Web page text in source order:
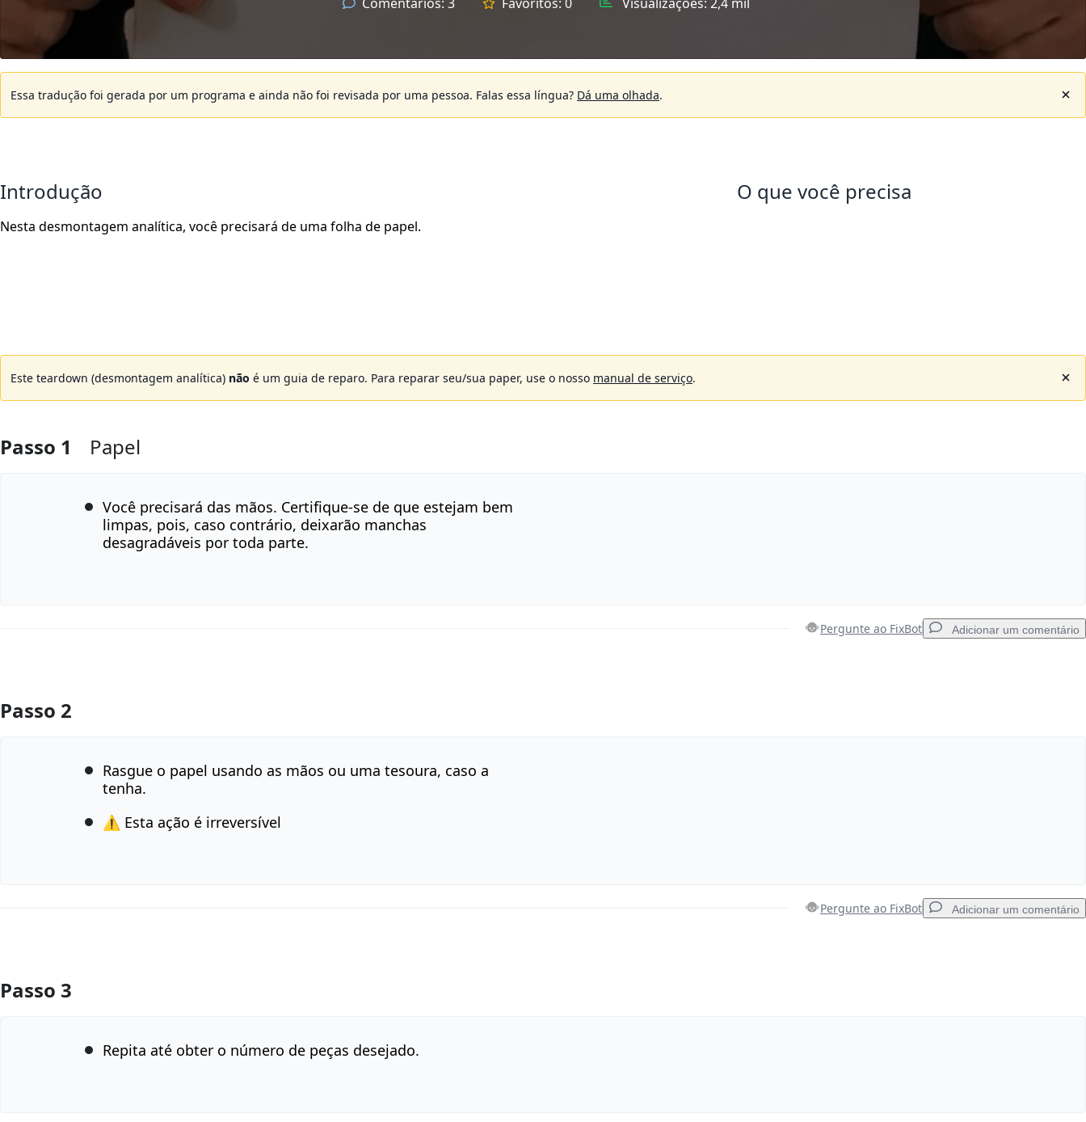
Essa tradução foi gerada por um programa e ainda não foi revisada por uma pessoa. Falas essa língua? Dá uma olhada.
Introdução
Nesta desmontagem analítica, você precisará de uma folha de papel.
O que você precisa
Este teardown (desmontagem analítica) não é um guia de reparo. Para reparar seu/sua paper, use o nosso manual de serviço.
Passo 1 Papel
Você precisará das mãos. Certifique-se de que estejam bem
limpas, pois, caso contrário, deixarão manchas
desagradáveis por toda parte.
Pergunte ao FixBot Adicionar um comentário
Comentar
Passo 2
Rasgue o papel usando as mãos ou uma tesoura, caso a
tenha.
⚠️ Esta ação é irreversível
Pergunte ao FixBot Adicionar um comentário
Comentar
Passo 3
Repita até obter o número de peças desejado.